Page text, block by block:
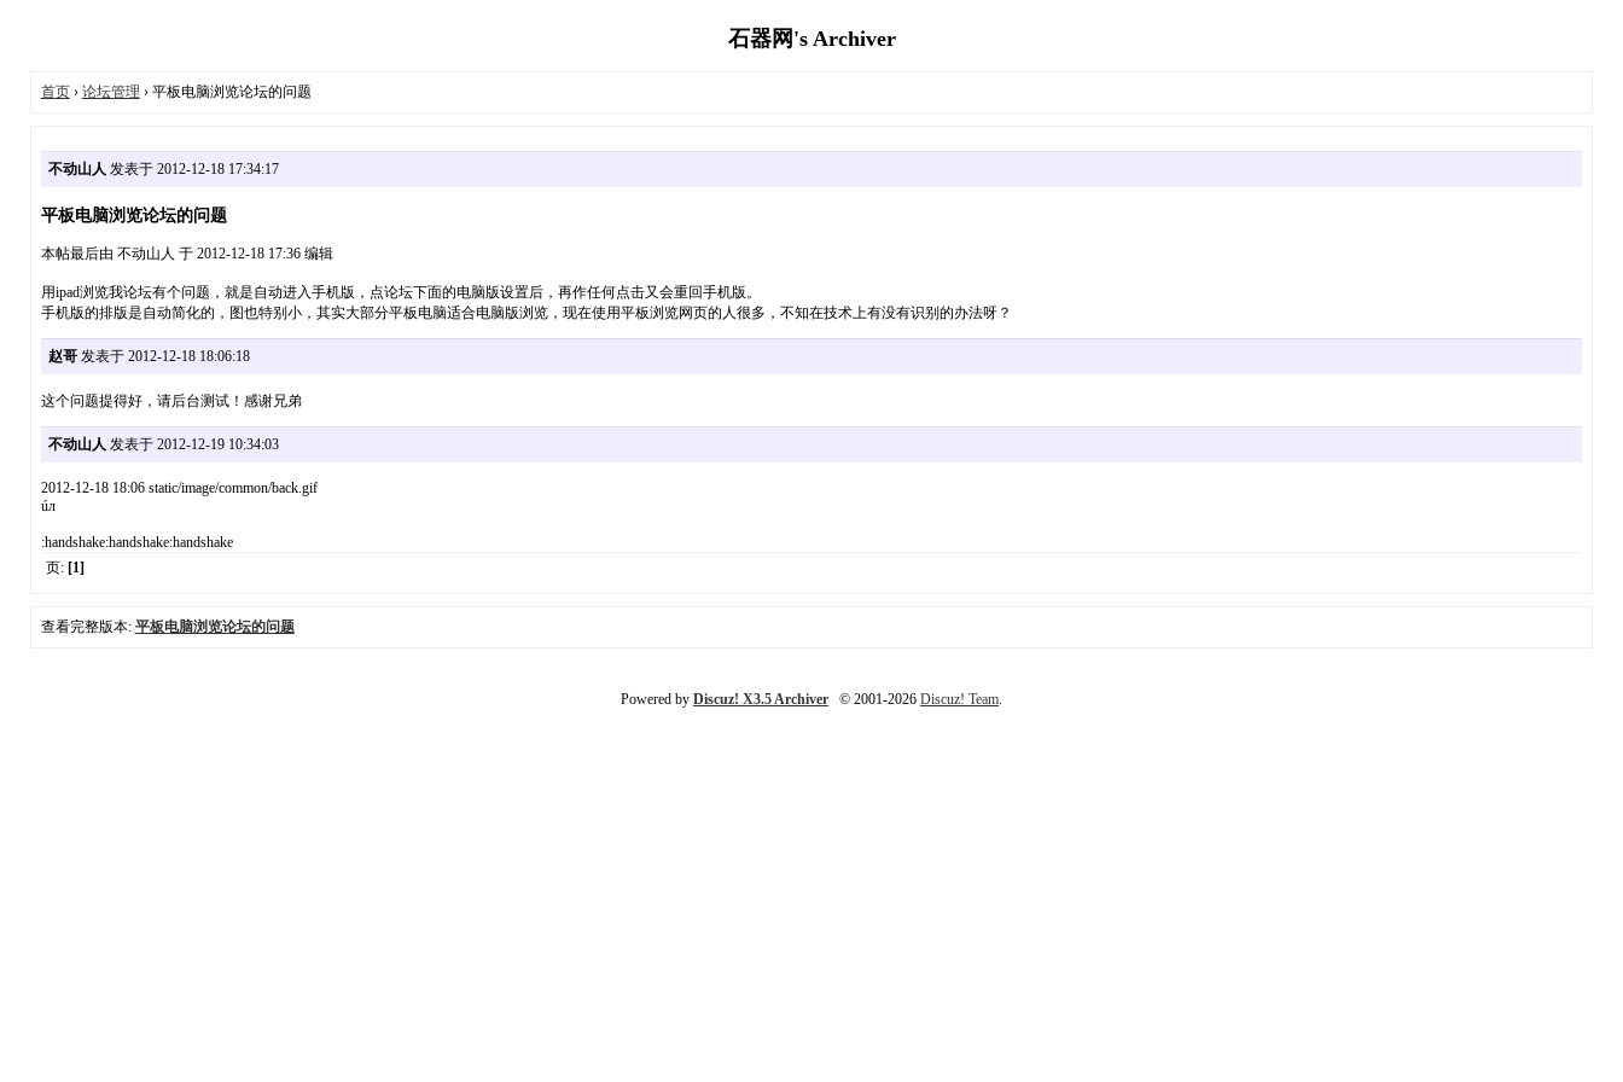
石器网's Archiver
首页› 论坛管理 › 平板电脑浏览论坛的问题
不动山人 发表于 2012-12-18 17:34:17
平板电脑浏览论坛的问题
本帖最后由 不动山人 于 2012-12-18 17:36 编辑
用ipad浏览我论坛有个问题，就是自动进入手机版，点论坛下面的电脑版设置后，再作任何点击又会重回手机版。
手机版的排版是自动简化的，图也特别小，其实大部分平板电脑适合电脑版浏览，现在使用平板浏览网页的人很多，不知在技术上有没有识别的办法呀？
赵哥发表于 2012-12-18 18:06:18
这个问题提得好，请后台测试！感谢兄弟
不动山人 发表于 2012-12-19 10:34:03
2012-12-18 18:06 static/image/common/back.gif
úл
:handshake:handshake:handshake
页: [1]
查看完整版本: 平板电脑浏览论坛的问题
Powered by Discuz! X3.5 Archiver © 2001-2026 Discuz! Team.